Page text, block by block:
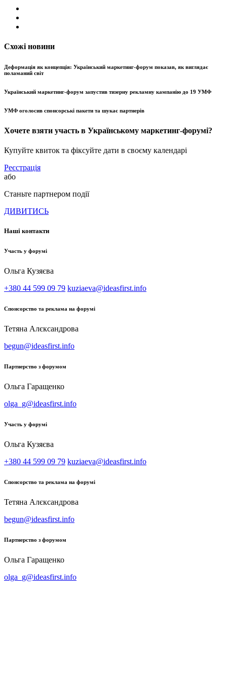
Схожі новини
Деформація як концепція: Український маркетинг-форум показав, як виглядає
поламаний світ
Український маркетинг-форум запустив тизерну рекламну кампанію до 19 УМФ
УМФ оголосив спонсорські пакети та шукає партнерів
Хочете взяти участь в Українському маркетинг-форумі?
Купуйте квиток та фіксуйте дати в своєму календарі
Реєстрація
або
Станьте партнером події
ДИВИТИСЬ
Наші контакти
Участь у форумі
Ольга Кузяєва
+380 44 599 09 79 kuziaeva@ideasfirst.info
Спонсорство та реклама на форумі
Тетяна Алєксандрова
begun@ideasfirst.info
Партнерство з форумом
Ольга Гаращенко
olga_g@ideasfirst.info
Участь у форумі
Ольга Кузяєва
+380 44 599 09 79 kuziaeva@ideasfirst.info
Спонсорство та реклама на форумі
Тетяна Алєксандрова
begun@ideasfirst.info
Партнерство з форумом
Ольга Гаращенко
olga_g@ideasfirst.info